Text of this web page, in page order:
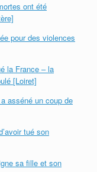
ont été
pour des violences
la France – la
[Loiret]
asséné un coup de
tué son
sa fille et son